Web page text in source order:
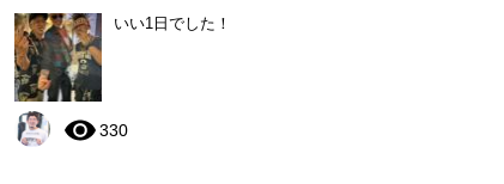
いい1日でした！
330